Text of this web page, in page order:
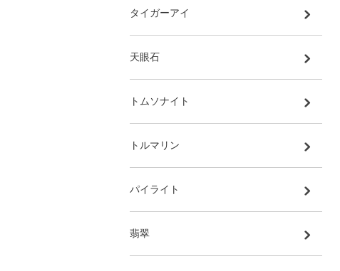
タイガーアイ
天眼石
トムソナイト
トルマリン
パイライト
翡翠